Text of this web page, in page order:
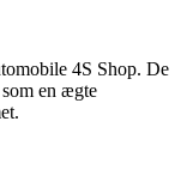
4S Shop. De
en ægte